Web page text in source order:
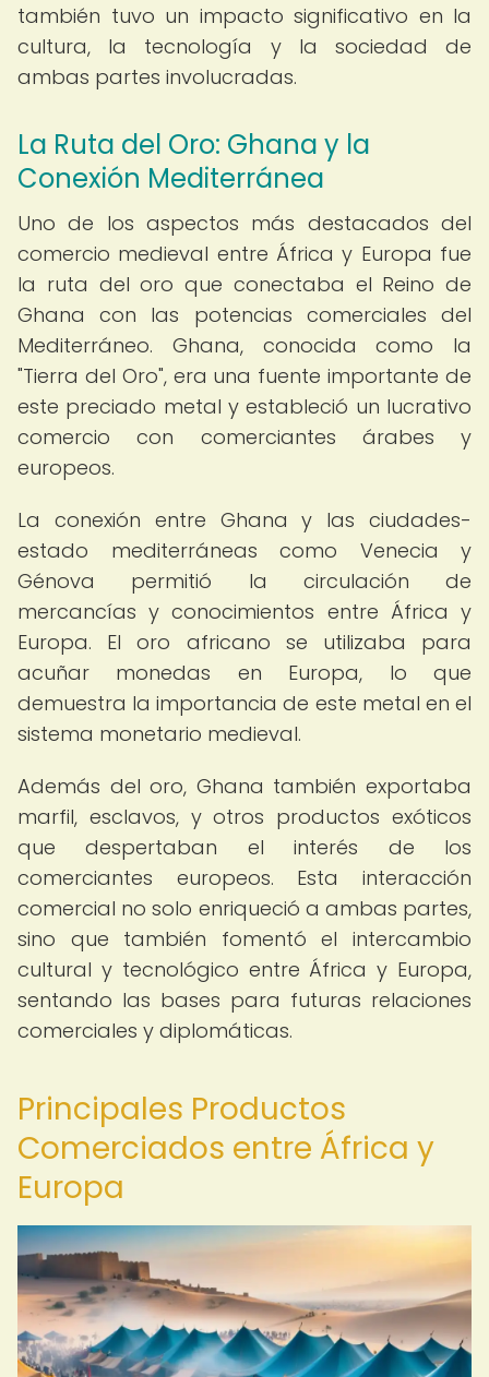
también tuvo un impacto significativo en la
cultura, la tecnología y la sociedad de
ambas partes involucradas.
La Ruta del Oro: Ghana y la
Conexión Mediterránea
Uno de los aspectos más destacados del
comercio medieval entre África y Europa fue
la ruta del oro que conectaba el Reino de
Ghana con las potencias comerciales del
Mediterráneo. Ghana, conocida como la
"Tierra del Oro", era una fuente importante de
este preciado metal y estableció un lucrativo
comercio con comerciantes árabes y
europeos.
La conexión entre Ghana y las ciudades-
estado mediterráneas como Venecia y
Génova permitió la circulación de
mercancías y conocimientos entre África y
Europa. El oro africano se utilizaba para
acuñar monedas en Europa, lo que
demuestra la importancia de este metal en el
sistema monetario medieval.
Además del oro, Ghana también exportaba
marfil, esclavos, y otros productos exóticos
que despertaban el interés de los
comerciantes europeos. Esta interacción
comercial no solo enriqueció a ambas partes,
sino que también fomentó el intercambio
cultural y tecnológico entre África y Europa,
sentando las bases para futuras relaciones
comerciales y diplomáticas.
Principales Productos
Comerciados entre África y
Europa